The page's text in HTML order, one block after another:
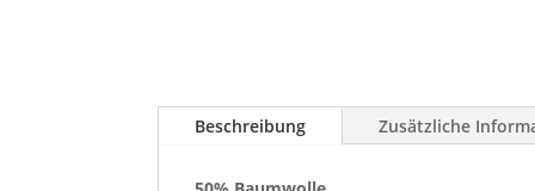
Beschreibung Zusätzliche